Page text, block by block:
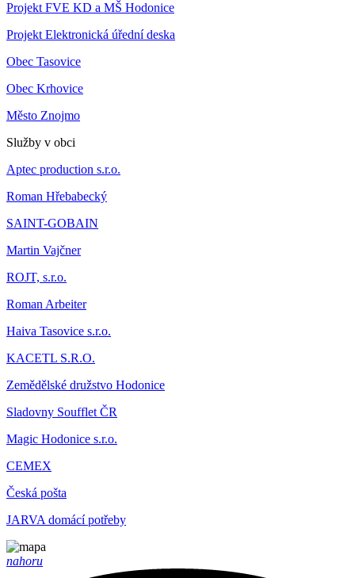
Projekt FVE KD a MŠ Hodonice
Projekt Elektronická úřední deska
Obec Tasovice
Obec Krhovice
Město Znojmo
Služby v obci
Aptec production s.r.o.
Roman Hřebabecký
SAINT-GOBAIN
Martin Vajčner
ROJT, s.r.o.
Roman Arbeiter
Haiva Tasovice s.r.o.
KACETL S.R.O.
Zemědělské družstvo Hodonice
Sladovny Soufflet ČR
Magic Hodonice s.r.o.
CEMEX
Česká pošta
JARVA domácí potřeby
nahoru